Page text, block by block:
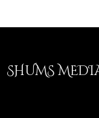
SHUMS